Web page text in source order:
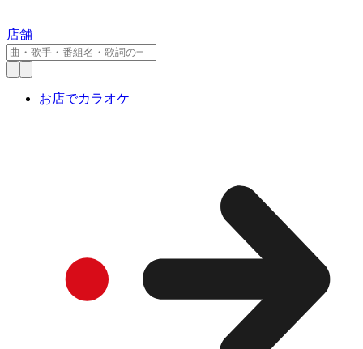
店舗
お店でカラオケ